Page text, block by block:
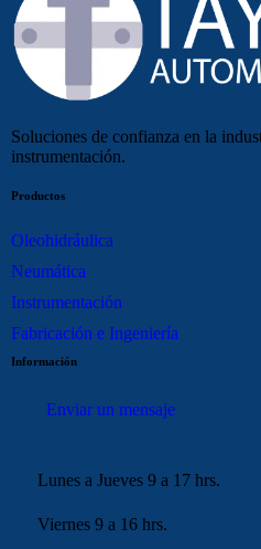
Soluciones de confianza en la
instrumentación.
Productos
Oleohidráulica
Neumática
Instrumentación
Fabricación e Ingeniería
Información
Enviar un mensaje
Lunes a Jueves 9 a 17 hrs.
Viernes 9 a 16 hrs.